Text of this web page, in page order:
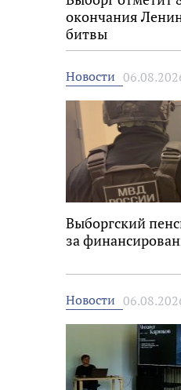
окончания
битвы
Новости
Выборгский
за
Новости